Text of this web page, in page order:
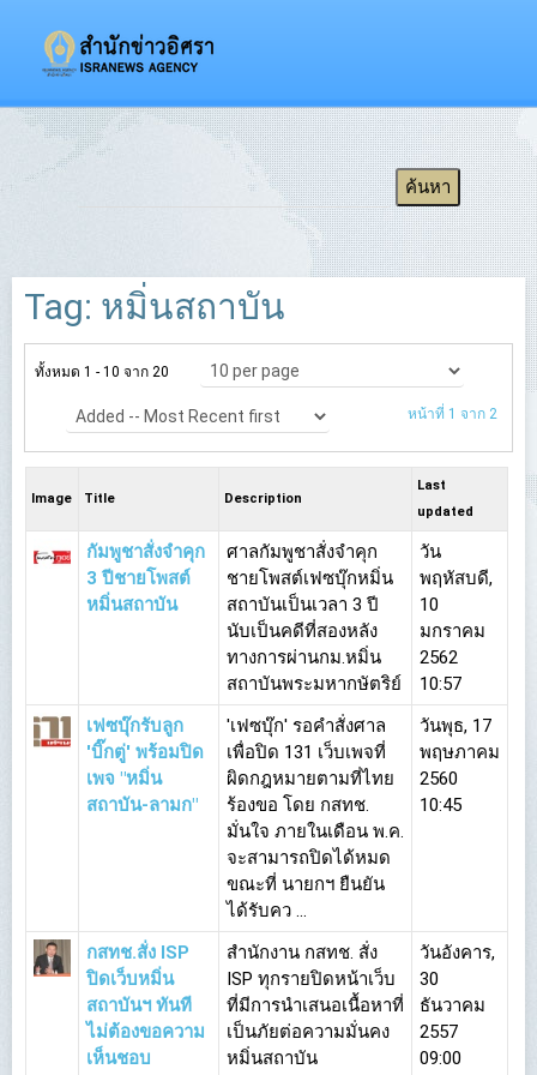
Tag: หมิ่นสถาบัน
ทั้งหมด 1 - 10 จาก 20
หน้าที่ 1 จาก 2
Image Title Description
Last
updated
กัมพูชาสั่งจำคุก
3 ปีชายโพสต์
หมิ่นสถาบัน
ศาลกัมพูชาสั่งจำคุก
ชายโพสต์เฟซบุ๊กหมิ่น
สถาบันเป็นเวลา 3 ปี
นับเป็นคดีที่สองหลัง
ทางการผ่านกม.หมิ่น
สถาบันพระมหากษัตริย์
วัน
พฤหัสบดี,
10
มกราคม
2562
10:57
เฟซบุ๊กรับลูก
'บิ๊กตู่' พร้อมปิด
เพจ "หมิ่น
สถาบัน-ลามก"
'เฟซบุ๊ก' รอคำสั่งศาล
เพื่อปิด 131 เว็บเพจที่
ผิดกฎหมายตามที่ไทย
ร้องขอ โดย กสทช.
มั่นใจ ภายในเดือน พ.ค.
จะสามารถปิดได้หมด
ขณะที่ นายกฯ ยืนยัน
ได้รับคว ...
วันพุธ, 17
พฤษภาคม
2560
10:45
กสทช.สั่ง ISP
ปิดเว็บหมิ่น
สถาบันฯ ทันที
ไม่ต้องขอความ
เห็นชอบ
สำนักงาน กสทช. สั่ง
ISP ทุกรายปิดหน้าเว็บ
ที่มีการนำเสนอเนื้อหาที่
เป็นภัยต่อความมั่นคง
หมิ่นสถาบัน
วันอังคาร,
30
ธันวาคม
2557
09:00